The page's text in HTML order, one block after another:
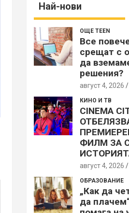
Най-нови
ОЩЕ TEEN
Все
срещат с
да
решения?
август 4, 2026
КИНО И ТВ
CINEMA
ФИЛМ ЗА
август 4, 2026
ОБРАЗОВАНИЕ
„Как да
да